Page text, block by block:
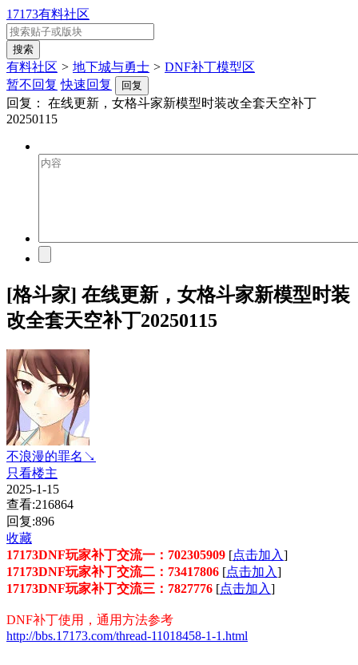
17173有料社区
有料社区 > 地下城与勇士 > DNF补丁模型区
暂不回复 快速回复 回复
回复：
在线更新，女格斗家新模型时装改全套天空补丁
20250115
[格斗家] 在线更新，女格斗家新模型时装
改全套天空补丁20250115
不浪漫的罪名↘
只看楼主
2025-1-15
查看:216864
回复:896
收藏
17173DNF玩家补丁交流一：702305909 [点击加入]
17173DNF玩家补丁交流二：73417806 [点击加入]
17173DNF玩家补丁交流三：7827776 [点击加入]
DNF补丁使用，通用方法参考
http://bbs.17173.com/thread-11018458-1-1.html